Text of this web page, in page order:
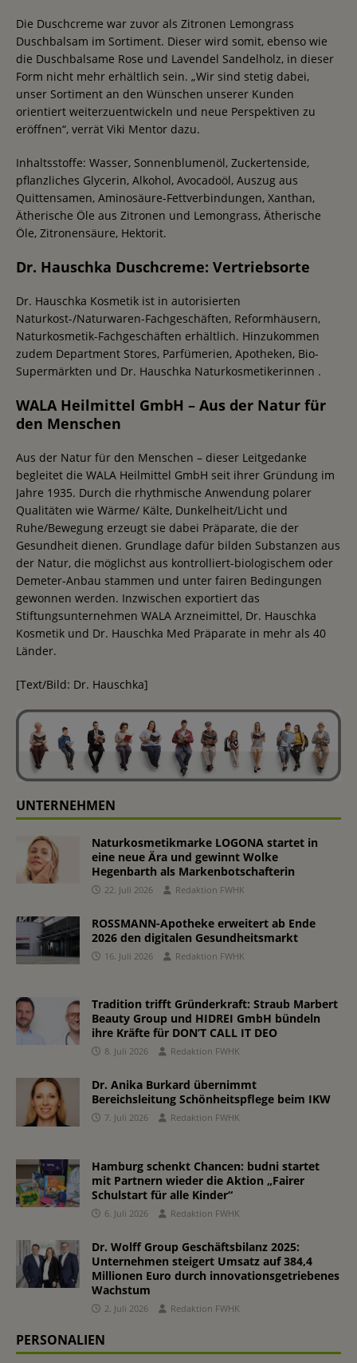
Die Duschcreme war zuvor als Zitronen Lemongrass
Duschbalsam im Sortiment. Dieser wird somit, ebenso wie
die Duschbalsame Rose und Lavendel Sandelholz, in dieser
Form nicht mehr erhältlich sein. „Wir sind stetig dabei,
unser Sortiment an den Wünschen unserer Kunden
orientiert weiterzuentwickeln und neue Perspektiven zu
eröffnen“, verrät Viki Mentor dazu.
Inhaltsstoffe: Wasser, Sonnenblumenöl, Zuckertenside,
pflanzliches Glycerin, Alkohol, Avocadoöl, Auszug aus
Quittensamen, Aminosäure-Fettverbindungen, Xanthan,
Ätherische Öle aus Zitronen und Lemongrass, Ätherische
Öle, Zitronensäure, Hektorit.
Dr. Hauschka Duschcreme: Vertriebsorte
Dr. Hauschka Kosmetik ist in autorisierten
Naturkost-/Naturwaren-Fachgeschäften, Reformhäusern,
Naturkosmetik-Fachgeschäften erhältlich. Hinzukommen
zudem Department Stores, Parfümerien, Apotheken, Bio-
Supermärkten und Dr. Hauschka Naturkosmetikerinnen .
WALA Heilmittel GmbH – Aus der Natur für
den Menschen
Aus der Natur für den Menschen – dieser Leitgedanke
begleitet die WALA Heilmittel GmbH seit ihrer Gründung im
Jahre 1935. Durch die rhythmische Anwendung polarer
Qualitäten wie Wärme/ Kälte, Dunkelheit/Licht und
Ruhe/Bewegung erzeugt sie dabei Präparate, die der
Gesundheit dienen. Grundlage dafür bilden Substanzen aus
der Natur, die möglichst aus kontrolliert-biologischem oder
Demeter-Anbau stammen und unter fairen Bedingungen
gewonnen werden. Inzwischen exportiert das
Stiftungsunternehmen WALA Arzneimittel, Dr. Hauschka
Kosmetik und Dr. Hauschka Med Präparate in mehr als 40
Länder.
[Text/Bild: Dr. Hauschka]
UNTERNEHMEN
Naturkosmetikmarke LOGONA startet in
eine neue Ära und gewinnt Wolke
Hegenbarth als Markenbotschafterin
22. Juli 2026 Redaktion FWHK
ROSSMANN-Apotheke erweitert ab Ende
2026 den digitalen Gesundheitsmarkt
16. Juli 2026 Redaktion FWHK
Tradition trifft Gründerkraft: Straub Marbert
Beauty Group und HIDREI GmbH bündeln
ihre Kräfte für DON’T CALL IT DEO
8. Juli 2026 Redaktion FWHK
Dr. Anika Burkard übernimmt
Bereichsleitung Schönheitspflege beim IKW
7. Juli 2026 Redaktion FWHK
Hamburg schenkt Chancen: budni startet
mit Partnern wieder die Aktion „Fairer
Schulstart für alle Kinder“
6. Juli 2026 Redaktion FWHK
Dr. Wolff Group Geschäftsbilanz 2025:
Unternehmen steigert Umsatz auf 384,4
Millionen Euro durch innovationsgetriebenes
Wachstum
2. Juli 2026 Redaktion FWHK
PERSONALIEN